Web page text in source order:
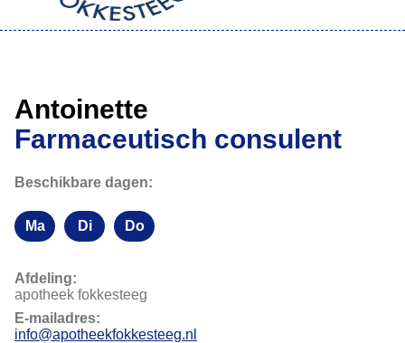
Antoinette
Farmaceutisch consulent
Beschikbare dagen:
Maandag
Ma Dinsdag
Di Donderdag
Do
Afdeling:
apotheek fokkesteeg
E-mailadres:
info@apotheekfokkesteeg.nl